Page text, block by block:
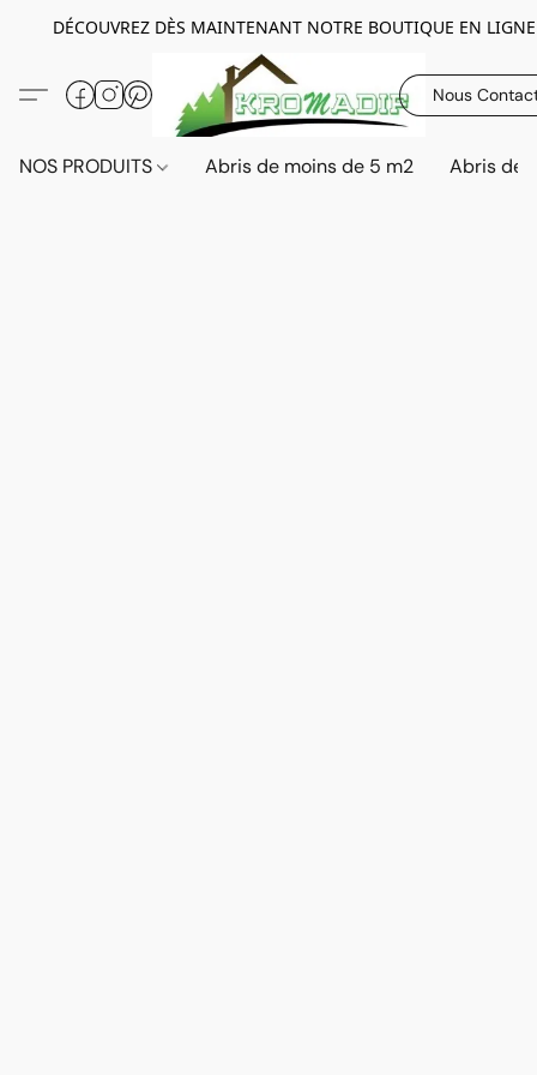
DÉCOUVREZ DÈS MAINTENANT NOTRE BOUTIQUE EN LIGNE
Nous
NOS PRODUITS Abris de moins de 5 m2 Abris de